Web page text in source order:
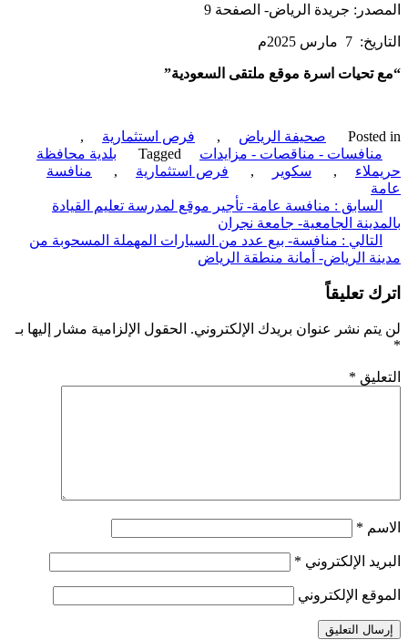
جريدة الرياض- الصفحة 9
2025م
تحيات اسرة موقع ملتقى السعودية”
صحيفة الرياض , فرص استثمارية
,
- مناقصات - مزايدات
Tagged
بلدية محافظة
, سكوير , فرص استثمارية ,
منافسة
: منافسة عامة- تأجير موقع لمدرسة تعليم القيادة
الجامعية- جامعة نجران
:منافسة- بيع عدد من السيارات المهملة المسحوبة من
الرياض- أمانة منطقة الرياض
تعليقاً
نشر عنوان بريدك الإلكتروني. الحقول الإلزامية مشار إليها بـ
*
*
الإلكتروني *
الإلكتروني